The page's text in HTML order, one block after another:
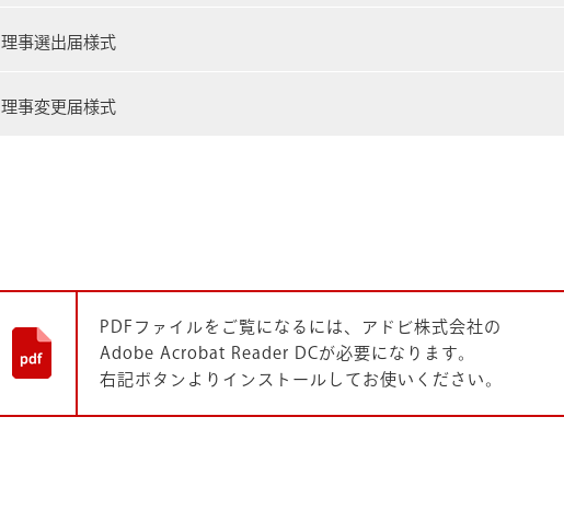
理事選出届様式
理事変更届様式
PDFファイルをご覧になるには、アドビ株式会社の
Adobe Acrobat Reader DCが必要になります。
右記ボタンよりインストールしてお使いください。